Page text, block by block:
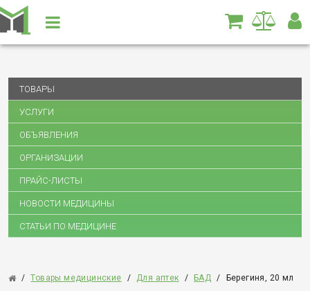
ТОВАРЫ
УСЛУГИ
ОБЪЯВЛЕНИЯ
ОРГАНИЗАЦИИ
ПРАЙС-ЛИСТЫ
НОВОСТИ МЕДИЦИНЫ
СТАТЬИ ПО МЕДИЦИНЕ
/ Товары медицинские / Для аптек / БАД / Берегиня, 20 мл